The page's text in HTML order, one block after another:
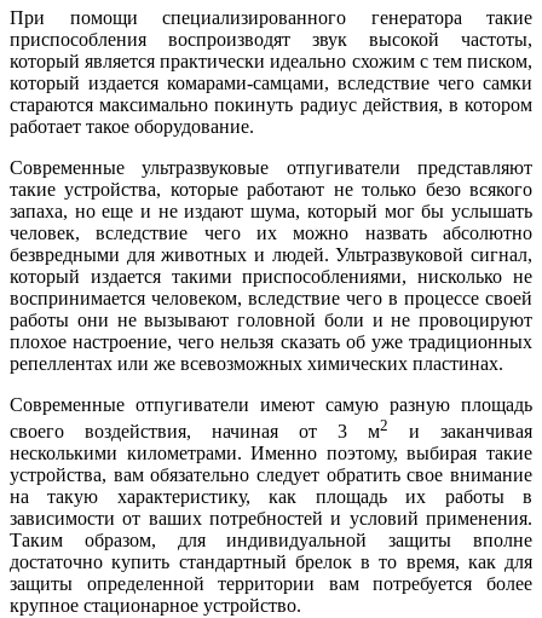
При помощи специализированного генератора такие
приспособления воспроизводят звук высокой частоты,
который является практически идеально схожим с тем писком,
который издается комарами-самцами, вследствие чего самки
стараются максимально покинуть радиус действия, в котором
работает такое оборудование.
Современные ультразвуковые отпугиватели представляют
такие устройства, которые работают не только безо всякого
запаха, но еще и не издают шума, который мог бы услышать
человек, вследствие чего их можно назвать абсолютно
безвредными для животных и людей. Ультразвуковой сигнал,
который издается такими приспособлениями, нисколько не
воспринимается человеком, вследствие чего в процессе своей
работы они не вызывают головной боли и не провоцируют
плохое настроение, чего нельзя сказать об уже традиционных
репеллентах или же всевозможных химических пластинах.
Современные отпугиватели имеют самую разную площадь
своего воздействия, начиная от 3 м2
и заканчивая
несколькими километрами. Именно поэтому, выбирая такие
устройства, вам обязательно следует обратить свое внимание
на такую характеристику, как площадь их работы в
зависимости от ваших потребностей и условий применения.
Таким образом, для индивидуальной защиты вполне
достаточно купить стандартный брелок в то время, как для
защиты определенной территории вам потребуется более
крупное стационарное устройство.